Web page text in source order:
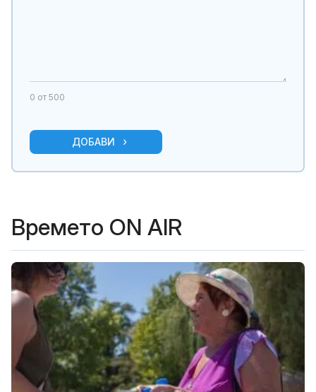
0 от 500
ДОБАВИ
Времето ON AIR